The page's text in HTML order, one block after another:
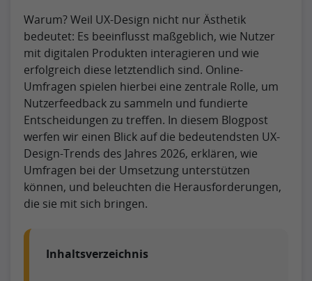
Warum? Weil UX-Design nicht nur Ästhetik
bedeutet: Es beeinflusst maßgeblich, wie Nutzer
mit digitalen Produkten interagieren und wie
erfolgreich diese letztendlich sind. Online-
Umfragen spielen hierbei eine zentrale Rolle, um
Nutzerfeedback zu sammeln und fundierte
Entscheidungen zu treffen. In diesem Blogpost
werfen wir einen Blick auf die bedeutendsten UX-
Design-Trends des Jahres 2026, erklären, wie
Umfragen bei der Umsetzung unterstützen
können, und beleuchten die Herausforderungen,
die sie mit sich bringen.
Inhaltsverzeichnis